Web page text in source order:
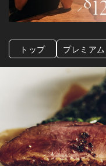
トップ プレミアム